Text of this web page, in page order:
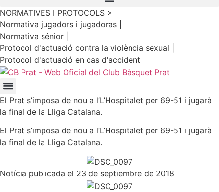
NORMATIVES I PROTOCOLS >
Normativa jugadors i jugadoras |
Normativa sénior |
Protocol d'actuació contra la violència sexual |
Protocol d'actuació en cas d'accident
El Prat s’imposa de nou a l’L’Hospitalet per 69-51 i jugarà
la final de la Lliga Catalana.
El Prat s’imposa de nou a l’L’Hospitalet per 69-51 i jugarà
la final de la Lliga Catalana.
Notícia publicada el 23 de septiembre de 2018